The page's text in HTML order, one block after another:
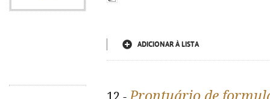
ADICIONAR À LISTA